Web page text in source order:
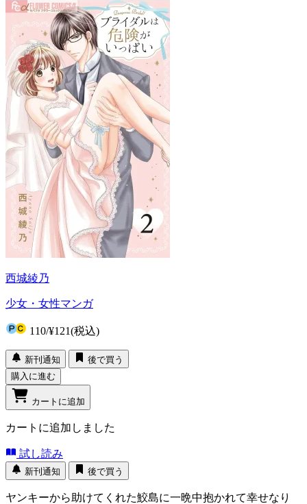
西城綾乃
少女・女性マンガ
110/¥121(税込)
新刊通知
後で買う
購入に進む
カートに追加
カートに追加しました
試し読み
新刊通知 後で買う
ヤンキーから助けてくれた鮫島に一晩中抱かれて幸せなり